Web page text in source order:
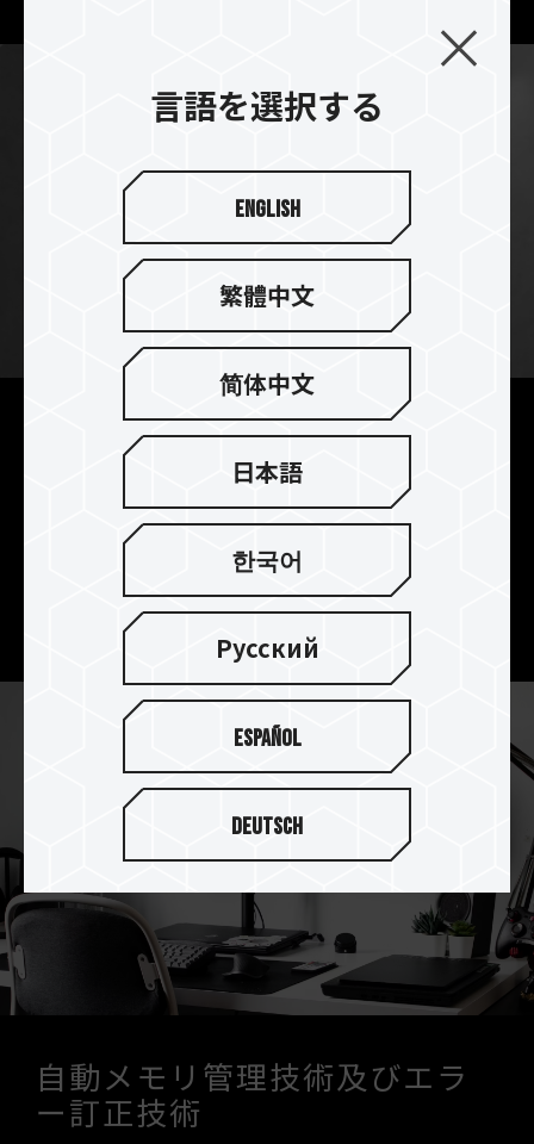
特許取得済みの極薄グラフェ
ンヒートシンクにより、創作
中でも効率的な放熱効果
特許取得済みの極薄グラフェンヒートシンクによ
り、ハイエンドな作業をしでも放熱効果が抜群
し、システムの動作を安定させます。
自動メモリ管理技術及びエラ
ー訂正技術
言語を選択する
English
繁體中文
简体中文
日本語
한국어
Русский
Español
Deutsch